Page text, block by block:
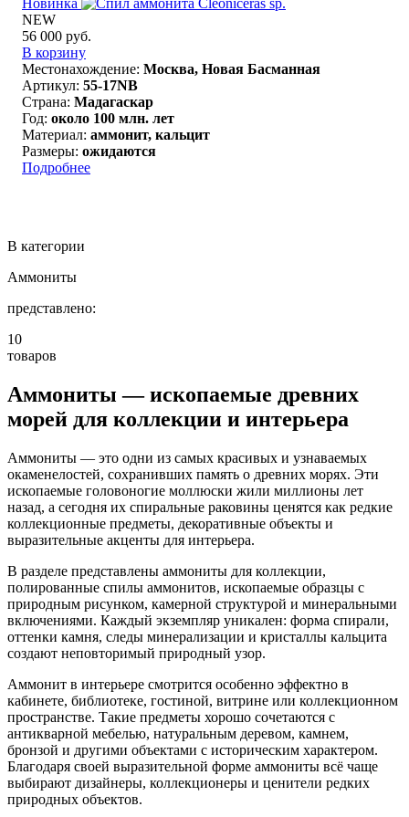
NEW
56 000 руб.
В корзину
Местонахождение: Москва, Новая Басманная
Артикул: 55-17NB
Страна: Мадагаскар
Год: около 100 млн. лет
Материал: аммонит, кальцит
Размеры: ожидаются
Подробнее
В категории
Аммониты
представлено:
10
товаров
Аммониты — ископаемые древних
морей для коллекции и интерьера
Аммониты — это одни из самых красивых и узнаваемых
окаменелостей, сохранивших память о древних морях. Эти
ископаемые головоногие моллюски жили миллионы лет
назад, а сегодня их спиральные раковины ценятся как редкие
коллекционные предметы, декоративные объекты и
выразительные акценты для интерьера.
В разделе представлены аммониты для коллекции,
полированные спилы аммонитов, ископаемые образцы с
природным рисунком, камерной структурой и минеральными
включениями. Каждый экземпляр уникален: форма спирали,
оттенки камня, следы минерализации и кристаллы кальцита
создают неповторимый природный узор.
Аммонит в интерьере смотрится особенно эффектно в
кабинете, библиотеке, гостиной, витрине или коллекционном
пространстве. Такие предметы хорошо сочетаются с
антикварной мебелью, натуральным деревом, камнем,
бронзой и другими объектами с историческим характером.
Благодаря своей выразительной форме аммониты всё чаще
выбирают дизайнеры, коллекционеры и ценители редких
природных объектов.